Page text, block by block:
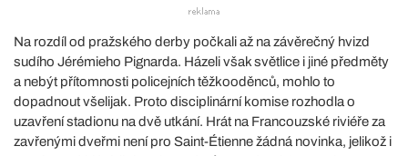
Na rozdíl od pražského derby počkali až na závěrečný hvizd
sudího Jérémieho Pignarda. Házeli však světlice i jiné předměty
a nebýt přítomnosti policejních těžkooděnců, mohlo to
dopadnout všelijak. Proto disciplinární komise rozhodla o
uzavření stadionu na dvě utkání. Hrát na Francouzské riviéře za
zavřenými dveřmi není pro Saint-Étienne žádná novinka, jelikož i